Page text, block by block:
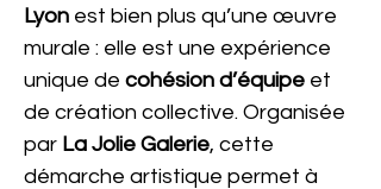
Lyon est bien plus qu’une œuvre
murale : elle est une expérience
unique de cohésion d’équipe et
de création collective. Organisée
par La Jolie Galerie, cette
démarche artistique permet à